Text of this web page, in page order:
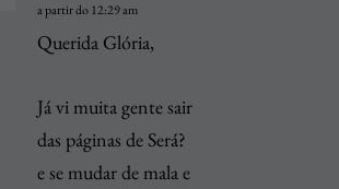
a partir do 12:29 am
Querida Glória,
Já vi muita gente sair
das páginas de Será?
e se mudar de mala e